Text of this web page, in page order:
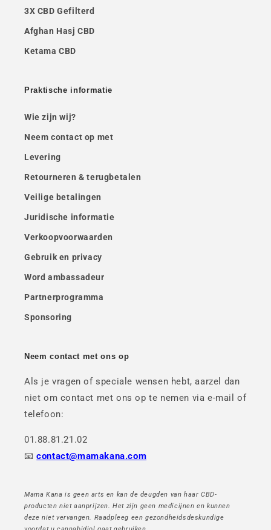
3X CBD Gefilterd
Afghan Hasj CBD
Ketama CBD
Praktische informatie
Wie zijn wij?
Neem contact op met
Levering
Retourneren & terugbetalen
Veilige betalingen
Juridische informatie
Verkoopvoorwaarden
Gebruik en privacy
Word ambassadeur
Partnerprogramma
Sponsoring
Neem contact met ons op
Als je vragen of speciale wensen hebt, aarzel dan
niet om contact met ons op te nemen via e-mail of
telefoon:
01.88.81.21.02
📧contact@mamakana.com
Mama Kana is geen arts en kan de deugden van haar CBD-
producten niet aanprijzen. Het zijn geen medicijnen en kunnen
deze niet vervangen. Raadpleeg een gezondheidsdeskundige